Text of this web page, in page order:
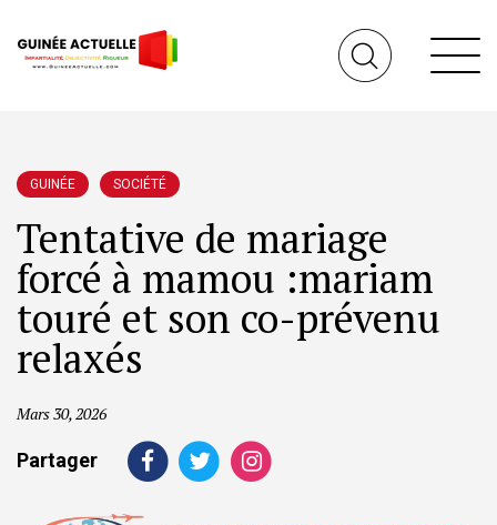
GUINÉE SOCIÉTÉ
Tentative de mariage
forcé à mamou :mariam
touré et son co-prévenu
relaxés
Mars 30, 2026
Partager